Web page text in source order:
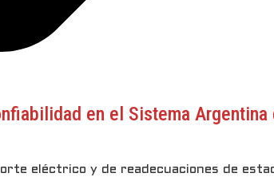
en el Sistema
eléctrico y de readecuaciones de